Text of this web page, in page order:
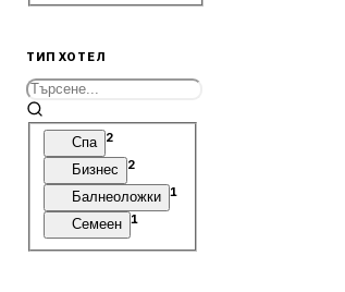
ТИП ХОТЕЛ
Спа 2
Бизнес 2
Балнеоложки 1
Семеен 1